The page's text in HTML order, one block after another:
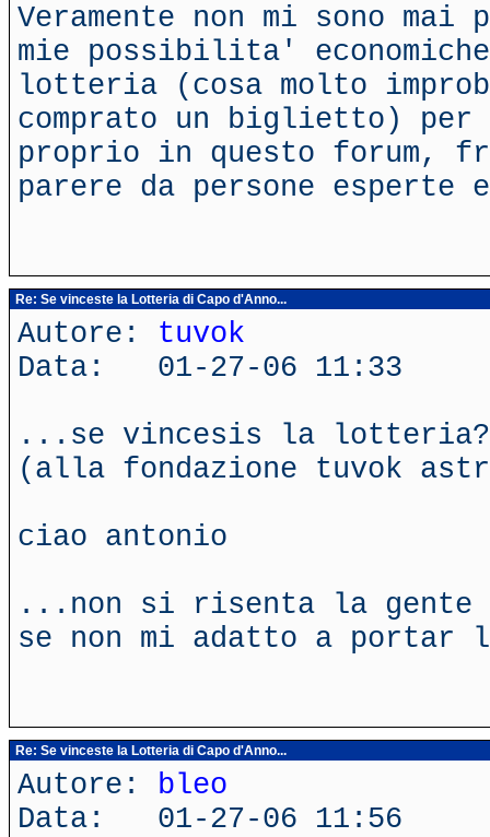
Veramente non mi sono
mie possibilita'
lotteria (cosa molto
comprato un biglietto) per
proprio in questo forum,
parere da persone esperte
Re: Se vinceste la Lotteria di Capo d'Anno...
Autore: tuvok
Data: 01-27-06 11:33
...se vincesis la
(alla fondazione tuvok
ciao antonio
...non si risenta la gente
se non mi adatto a portar
Re: Se vinceste la Lotteria di Capo d'Anno...
Autore: bleo
Data: 01-27-06 11:56